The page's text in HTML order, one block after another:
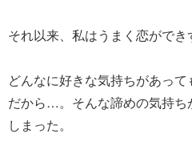
それ以来、私はうまく恋ができ
どんなに好きな気持ちがあっ
だから…。そんな諦めの気持ち
しまった。